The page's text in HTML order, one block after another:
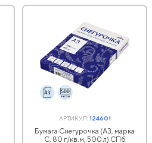
АРТИКУЛ:124601
Бумага Снегурочка (А3, марка
С, 80 г/кв.м, 500 л) СПб